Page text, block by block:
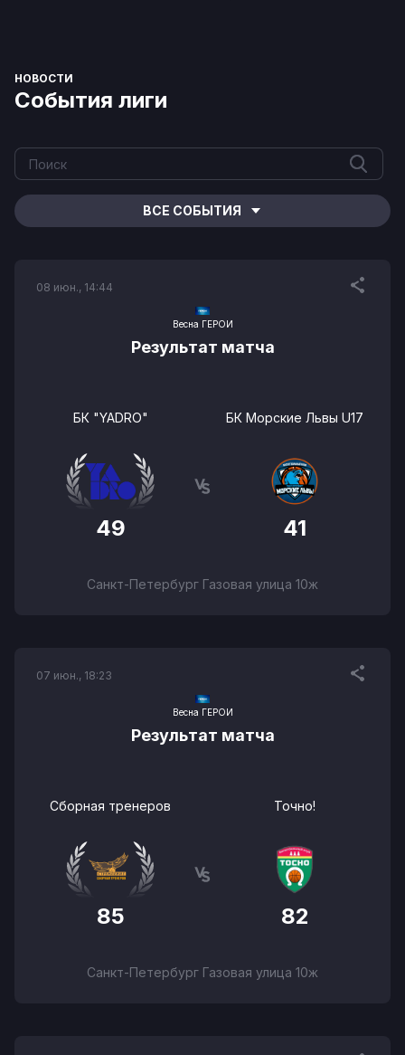
НОВОСТИ
События лиги
ВСЕ СОБЫТИЯ
08 июн., 14:44
Весна ГЕРОИ
Результат матча
БК "YADRO"
49
БК Морские Львы U17
41
Санкт-Петербург Газовая улица 10ж
07 июн., 18:23
Весна ГЕРОИ
Результат матча
Сборная тренеров
85
Точно!
82
Санкт-Петербург Газовая улица 10ж